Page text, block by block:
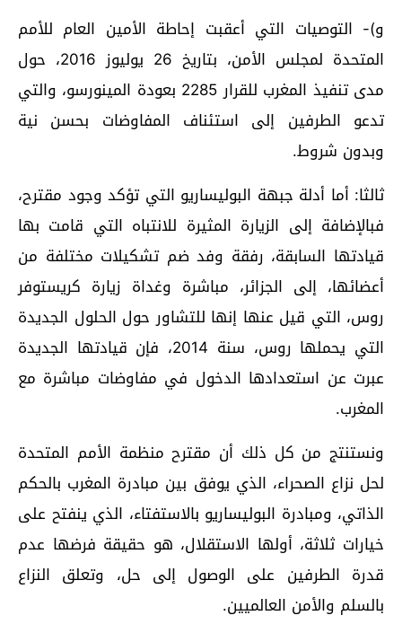
و)- التوصيات التي أعقبت إحاطة الأمين العام للأمم
المتحدة لمجلس الأمن، بتاريخ 26 يوليوز 2016، حول
مدى تنفيذ المغرب للقرار 2285 بعودة المينورسو، والتي
تدعو الطرفين إلى استئناف المفاوضات بحسن نية
وبدون شروط.
ثالثا: أما أدلة جبهة البوليساريو التي تؤكد وجود مقترح،
فبالإضافة إلى الزيارة المثيرة للانتباه التي قامت بها
قيادتها السابقة، رفقة وفد ضم تشكيلات مختلفة من
أعضائها، إلى الجزائر، مباشرة وغداة زيارة كريستوفر
روس، التي قيل عنها إنها للتشاور حول الحلول الجديدة
التي يحملها روس، سنة 2014، فإن قيادتها الجديدة
عبرت عن استعدادها الدخول في مفاوضات مباشرة مع
المغرب.
ونستنتج من كل ذلك أن مقترح منظمة الأمم المتحدة
لحل نزاع الصحراء، الذي يوفق بين مبادرة المغرب بالحكم
الذاتي، ومبادرة البوليساريو بالاستفتاء، الذي ينفتح على
خيارات ثلاثة، أولها الاستقلال، هو حقيقة فرضها عدم
قدرة الطرفين على الوصول إلى حل، وتعلق النزاع
بالسلم والأمن العالميين.